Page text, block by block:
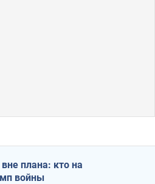
плана: кто на
войны